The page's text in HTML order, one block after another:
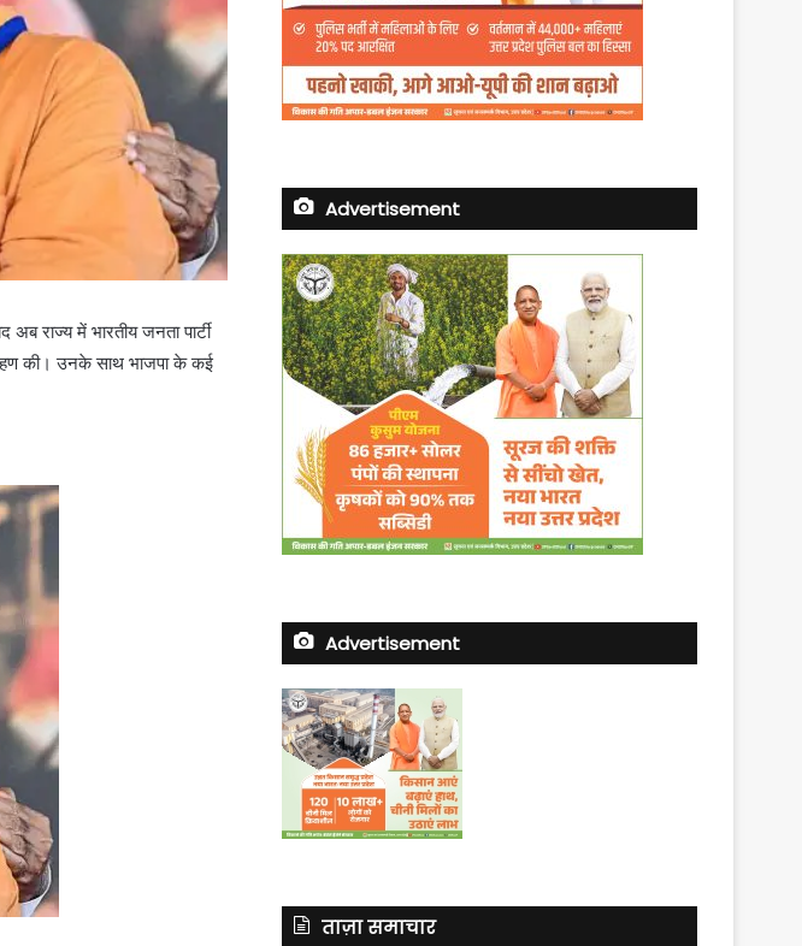
राज्य में भारतीय जनता पार्टी
की। उनके साथ भाजपा के कई
Advertisement
Advertisement
ताज़ा समाचार